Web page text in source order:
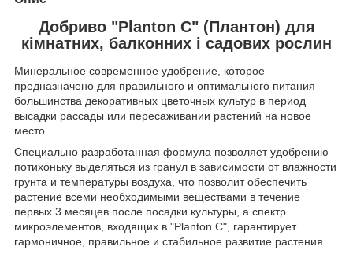
Добриво "Planton C" (Плантон) для
кімнатних, балконних і садових рослин
Минеральное современное удобрение, которое
предназначено для правильного и оптимального питания
большинства декоративных цветочных культур в период
высадки рассады или пересаживании растений на новое
место.
Специально разработанная формула позволяет удобрению
потихоньку выделяться из гранул в зависимости от влажности
грунта и температуры воздуха, что позволит обеспечить
растение всеми необходимыми веществами в течение
первых 3 месяцев после посадки культуры, а спектр
микроэлементов, входящих в "Planton C", гарантирует
гармоничное, правильное и стабильное развитие растения.